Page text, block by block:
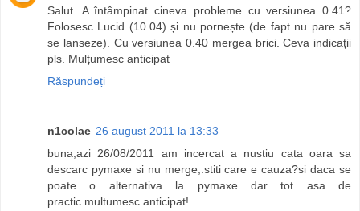
Salut. A întâmpinat cineva probleme cu versiunea 0.41?
Folosesc Lucid (10.04) și nu pornește (de fapt nu pare să
se lanseze). Cu versiunea 0.40 mergea brici. Ceva indicații
pls. Mulțumesc anticipat
Răspundeți
n1colae 26 august 2011 la 13:33
buna,azi 26/08/2011 am incercat a nustiu cata oara sa
descarc pymaxe si nu merge,.stiti care e cauza?si daca se
poate o alternativa la pymaxe dar tot asa de
practic.multumesc anticipat!